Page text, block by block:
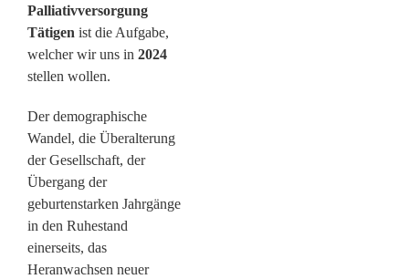
Palliativversorgung
Tätigen ist die Aufgabe,
welcher wir uns in 2024
stellen wollen.
Der demographische
Wandel, die Überalterung
der Gesellschaft, der
Übergang der
geburtenstarken Jahrgänge
in den Ruhestand
einerseits, das
Heranwachsen neuer